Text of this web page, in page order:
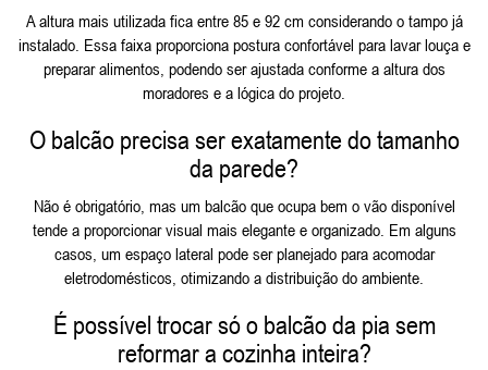
A altura mais utilizada fica entre 85 e 92 cm considerando o tampo já
instalado. Essa faixa proporciona postura confortável para lavar louça e
preparar alimentos, podendo ser ajustada conforme a altura dos
moradores e a lógica do projeto.
O balcão precisa ser exatamente do tamanho
da parede?
Não é obrigatório, mas um balcão que ocupa bem o vão disponível
tende a proporcionar visual mais elegante e organizado. Em alguns
casos, um espaço lateral pode ser planejado para acomodar
eletrodomésticos, otimizando a distribuição do ambiente.
É possível trocar só o balcão da pia sem
reformar a cozinha inteira?